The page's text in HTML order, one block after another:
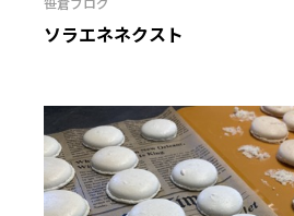
ソラエネネクスト